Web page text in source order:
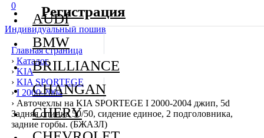
0
Индивидуальный пошив
Главная страница
› Каталог
› KIA
› KIA SPORTEGE
› I 2000-2004
› Авточехлы на KIA SPORTEGE I 2000-2004 джип, 5d
Задняя спинка 50/50, сидение единое, 2 подголовника,
задние горбы. (БЖАЗЛ)
AUDI
BMW
BRILLIANCE
CHANGAN
CHERY
Регистрация